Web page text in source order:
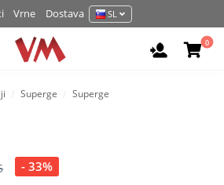
Vrne Dostava SL
Prijava /
0
Superge Superge
- 33%